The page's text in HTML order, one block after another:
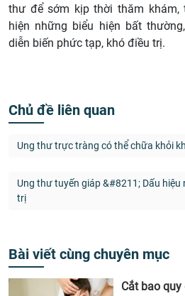
thư để sớm kịp thời thăm khám,
hiện những biểu hiện bất
diễn biến phức tạp, khó điều trị.
Chủ đề liên quan
Ung thư trực tràng có thể chữa khỏi
Ung thư tuyến giáp &#8211; Dấu hiệu
trị
Bài viết cùng chuyên mục
Cắt bao